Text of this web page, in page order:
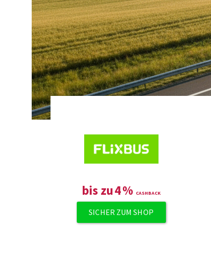
bis zu4%
SICHER ZUM SHOP